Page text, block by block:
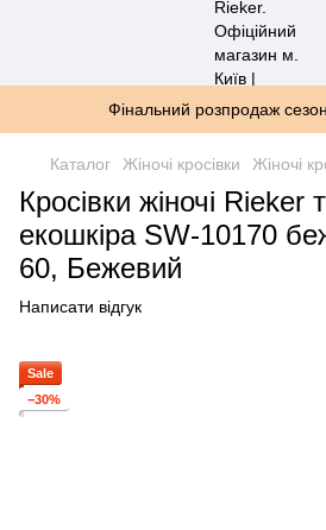
Фінальний розпродаж
Каталог Жіночі кросівки Жіночі
Кросівки жіночі Rieker
екошкіра SW-10170
60, Бежевий
Написати відгук
Sale
−30%